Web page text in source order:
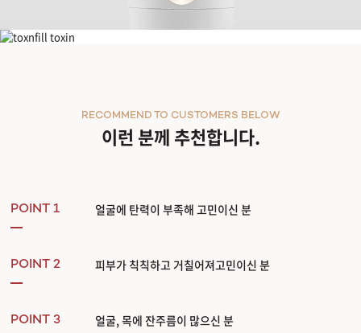
이런 분께 추천합니다.
RECOMMEND TO CUSTOMERS BELOW
POINT 1 얼굴에 탄력이 부족해 고민이신 분
POINT 2 피부가 칙칙하고 거칠어져고민이신 분
POINT 3 얼굴, 목에 잔주름이 많으신 분